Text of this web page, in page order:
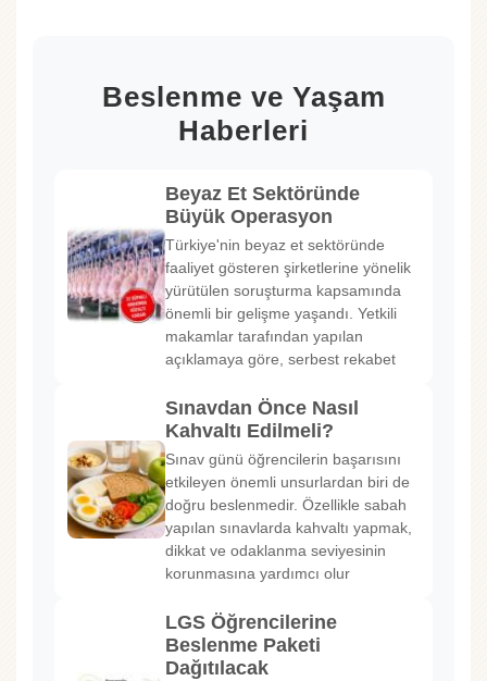
Beslenme ve Yaşam
Haberleri
Beyaz Et Sektöründe
Büyük Operasyon
Türkiye'nin beyaz et sektöründe
faaliyet gösteren şirketlerine yönelik
yürütülen soruşturma kapsamında
önemli bir gelişme yaşandı. Yetkili
makamlar tarafından yapılan
açıklamaya göre, serbest rekabet
Sınavdan Önce Nasıl
Kahvaltı Edilmeli?
Sınav günü öğrencilerin başarısını
etkileyen önemli unsurlardan biri de
doğru beslenmedir. Özellikle sabah
yapılan sınavlarda kahvaltı yapmak,
dikkat ve odaklanma seviyesinin
korunmasına yardımcı olur
LGS Öğrencilerine
Beslenme Paketi
Dağıtılacak